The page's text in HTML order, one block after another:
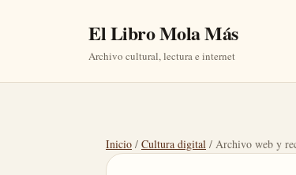
El Libro Mola Más
Archivo cultural, lectura e internet
Inicio / Cultura digital / Archivo web y